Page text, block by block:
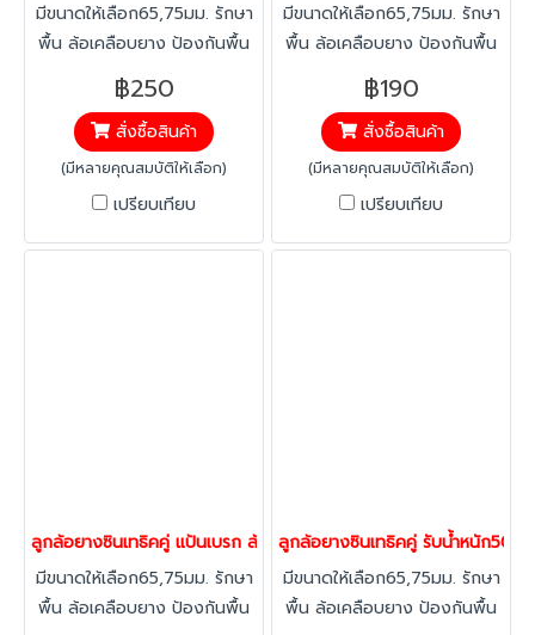
มีขนาดให้เลือก65,75มม. รักษา
พื้น ล้อเคลือบยาง ป้องกันพื้น
ไม้เป็นรอย เคลื่อนที่นุ่มนวล
ปลอดภัย ด้วยระบบเบรคที่ล้อ
หยุดการเคลื่อนที่ แข็งแรงรับน้ำ
หนัก 40-120 กก./ล้อ
฿250
สั่งซื้อสินค้า
(มีหลายคุณสมบัติให้เลือก)
เปรียบเทียบ
มีขนาดให้เลือก65,75มม. รักษา
พื้น ล้อเคลือบยาง ป้องกันพื้น
ไม้เป็นรอย เคลื่อนที่นุ่มนวล
ปลอดภัย ด้วยระบบเบรคที่ล้อ
หยุดการเคลื่อนที่ แข็งแรงรับน้ำ
หนัก 40-120 กก./ล้อ
฿190
สั่งซื้อสินค้า
(มีหลายคุณสมบัติให้เลือก)
เปรียบเทียบ
ลูกล้อยางซินเทธิคคู่ แป้นเบรก ล้อไม่ทำพื้นเป็นรอย ล้อลดเสียง ล้อเก้า
มีขนาดให้เลือก65,75มม. รักษา
พื้น ล้อเคลือบยาง ป้องกันพื้น
ลูกล้อยางซินเทธิคคู่ รับน้ำหนัก50-
มีขนาดให้เลือก65,75มม. รักษา
พื้น ล้อเคลือบยาง ป้องกันพื้น